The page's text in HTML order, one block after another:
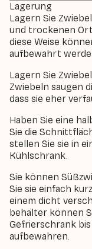
Lagerung
Lagern Sie
und trockenen
diese Weise
aufbewahrt
Lagern Sie
Zwiebeln saugen
dass sie eher
Haben Sie eine
Sie die
stellen Sie sie in
Kühlschrank.
Sie können
Sie sie einfach
einem dicht
behälter können
Gefrierschrank bis
aufbewahren.